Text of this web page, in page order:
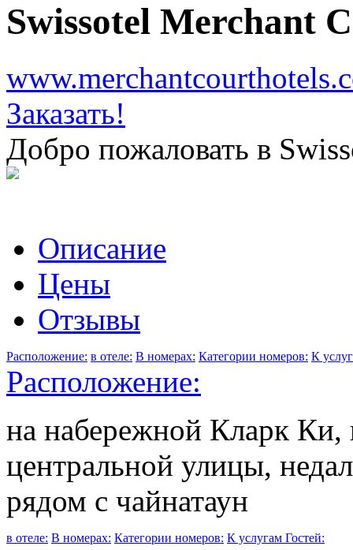
Swissotel Merchant
Заказать!
Добро пожаловать в
Описание
Цены
Отзывы
Расположение: в отеле: В номерах: Категории номеров: К
Расположение:
на набережной Кларк Ки,
центральной улицы,
рядом с чайнатаун
в отеле: В номерах: Категории номеров: К услугам Гостей: